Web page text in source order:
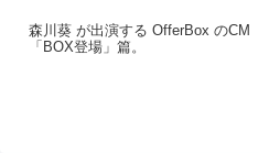
森川葵 が出演する OfferBox のCM
「BOX登場」篇。